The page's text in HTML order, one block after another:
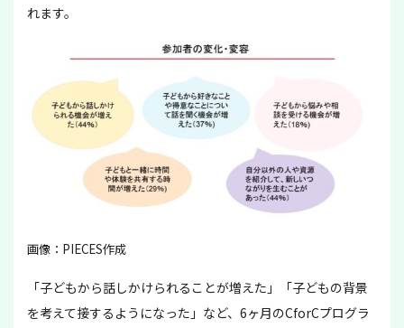
れます。
画像：PIECES作成
「子どもから話しかけられることが増えた」「子どもの背景
を考えて接するようになった」など、6ヶ月のCforCプログラ